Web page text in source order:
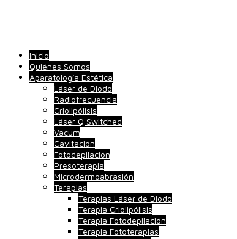
Inicio
Quiénes Somos
Aparatología Estética
Láser de Diodo
Radiofrecuencia
Criolipólisis
Láser Q Switched
Vacum
Cavitación
Fotodepilación
Presoterapia
Microdermoabrasión
Terapias
Terapias Láser de Diodo
Terapia Criolipólisis
Terapia Fotodepilación
Terapia Fototerapias